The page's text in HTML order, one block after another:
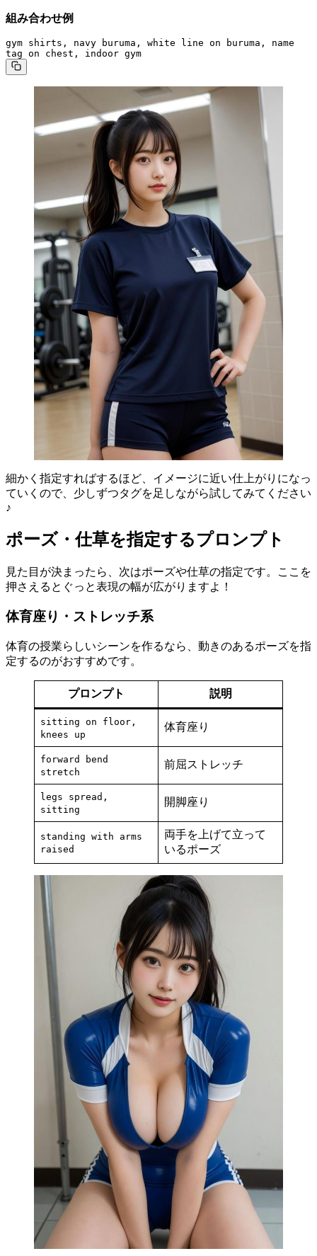
組み合わせ例
gym shirts, navy buruma, white line on buruma, name
tag on chest, indoor gym
細かく指定すればするほど、イメージに近い仕上がりになっ
ていくので、少しずつタグを足しながら試してみてください
♪
ポーズ・仕草を指定するプロンプト
見た目が決まったら、次はポーズや仕草の指定です。ここを
押さえるとぐっと表現の幅が広がりますよ！
体育座り・ストレッチ系
体育の授業らしいシーンを作るなら、動きのあるポーズを指
定するのがおすすめです。
プロンプト 説明
sitting on floor,
knees up
体育座り
forward bend
stretch
前屈ストレッチ
legs spread,
sitting
開脚座り
standing with arms
raised
両手を上げて立って
いるポーズ